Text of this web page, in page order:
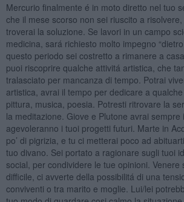
Mercurio finalmente é in moto diretto nel tuo
che il mese scorso non sei riuscito a
troverai la soluzione. Se lavori in un campo
medicina, sará richiesto molto impegno
questo periodo sei costretto a rimanere a
puoi riscoprire qualche attivitá artistica, che
tralasciato per mancanza di tempo. Potrai
artistica, avrai il tempo per dedicare a
pittura, musica, poesia. Potresti ritrovare la
la meditazione. Giove e Plutone avrai
agevoleranno i tuoi progetti futuri. Marte in
po’ di pigrizia, e tu ci metterai poco ad
tuo divano. Sei portato a ragionare sugli tuoi
social, per condividere le tue opinioni. Venere
difficile, ci avverte della possibilitá di una
conviventi o tra marito e moglie. Lui/lei